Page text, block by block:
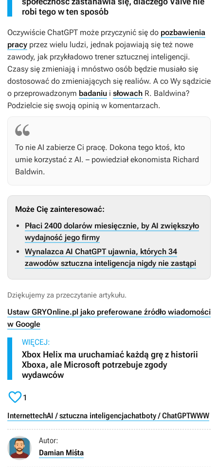
robi tego w ten sposób
Oczywiście ChatGPT może przyczynić się do pozbawienia
pracy przez wielu ludzi, jednak pojawiają się też nowe
zawody, jak przykładowo trener sztucznej inteligencji.
Czasy się zmieniają i mnóstwo osób będzie musiało się
dostosować do zmieniających się realiów. A co Wy sądzicie
o przeprowadzonym badaniu i słowach R. Baldwina?
Podzielcie się swoją opinią w komentarzach.
To nie AI zabierze Ci pracę. Dokona tego ktoś, kto
umie korzystać z AI. – powiedział ekonomista Richard
Baldwin.
Może Cię zainteresować:
Płaci 2400 dolarów miesięcznie, by AI zwiększyło
wydajność jego firmy
Wynalazca AI ChatGPT ujawnia, których 34
zawodów sztuczna inteligencja nigdy nie zastąpi
Dziękujemy za przeczytanie artykułu.
Ustaw GRYOnline.pl jako preferowane źródło wiadomości
w Google
WIĘCEJ:
Xbox Helix ma uruchamiać każdą grę z historii
Xboxa, ale Microsoft potrzebuje zgody
wydawców
1
InternettechAI / sztuczna inteligencjachatboty / ChatGPTWWW
Autor:
Damian Miśta